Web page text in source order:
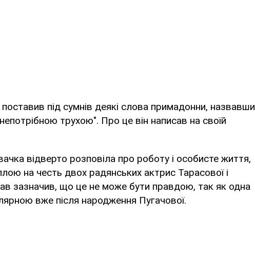
під сумнів деякі слова примадонни, назвавши
трухою". Про це він написав на своїй
відверто розповіла про роботу і особисте життя,
на честь двох радянських актрис Тарасової і
зазначив, що це не може бути правдою, так як одна
вже після народження Пугачової.